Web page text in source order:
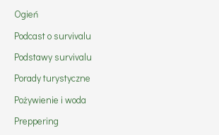
Ogień
Podcast o survivalu
Podstawy survivalu
Porady turystyczne
Pożywienie i woda
Preppering